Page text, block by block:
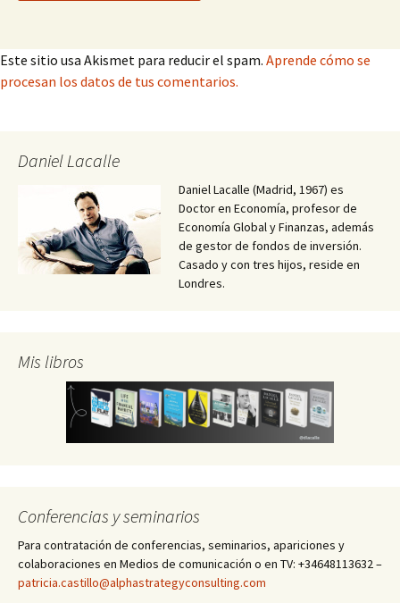
Este sitio usa Akismet para reducir el spam. Aprende cómo se
procesan los datos de tus comentarios.
Daniel Lacalle
Daniel Lacalle (Madrid, 1967) es
Doctor en Economía, profesor de
Economía Global y Finanzas, además
de gestor de fondos de inversión.
Casado y con tres hijos, reside en
Londres.
Mis libros
Conferencias y seminarios
Para contratación de conferencias, seminarios, apariciones y
colaboraciones en Medios de comunicación o en TV: +34648113632 –
patricia.castillo@alphastrategyconsulting.com